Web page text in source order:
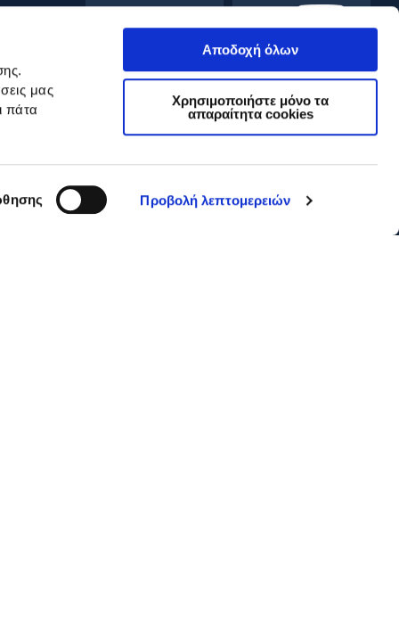
μας
πάτα
Προβολή λεπτομερειών
Αποδοχή όλων
Χρησιμοποιήστε μόνο τα
απαραίτητα cookies